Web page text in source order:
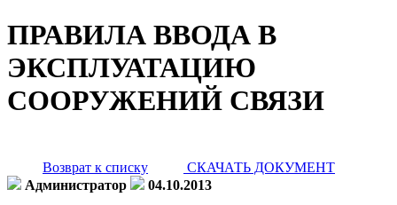
ПРАВИЛА ВВОДА В
ЭКСПЛУАТАЦИЮ
СООРУЖЕНИЙ СВЯЗИ
Возврат к списку
СКАЧАТЬ ДОКУМЕНТ
Администратор
04.10.2013